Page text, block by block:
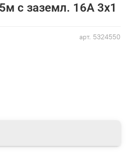
арт. 5324550
с заземл. 16А 3х1